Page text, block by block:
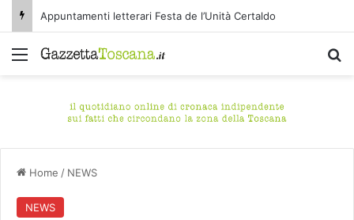
Appuntamenti letterari Festa de l’Unità Certaldo
Menu
Home / NEWS
NEWS